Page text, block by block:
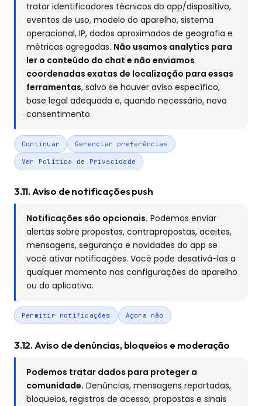
tratar identificadores técnicos do app/dispositivo,
eventos de uso, modelo do aparelho, sistema
operacional, IP, dados aproximados de geografia e
métricas agregadas. Não usamos analytics para
ler o conteúdo do chat e não enviamos
coordenadas exatas de localização para essas
ferramentas, salvo se houver aviso específico,
base legal adequada e, quando necessário, novo
consentimento.
Continuar Gerenciar preferências
Ver Política de Privacidade
3.11. Aviso de notificações push
Notificações são opcionais. Podemos enviar
alertas sobre propostas, contrapropostas, aceites,
mensagens, segurança e novidades do app se
você ativar notificações. Você pode desativá-las a
qualquer momento nas configurações do aparelho
ou do aplicativo.
Permitir notificações Agora não
3.12. Aviso de denúncias, bloqueios e moderação
Podemos tratar dados para proteger a
comunidade. Denúncias, mensagens reportadas,
bloqueios, registros de acesso, propostas e sinais